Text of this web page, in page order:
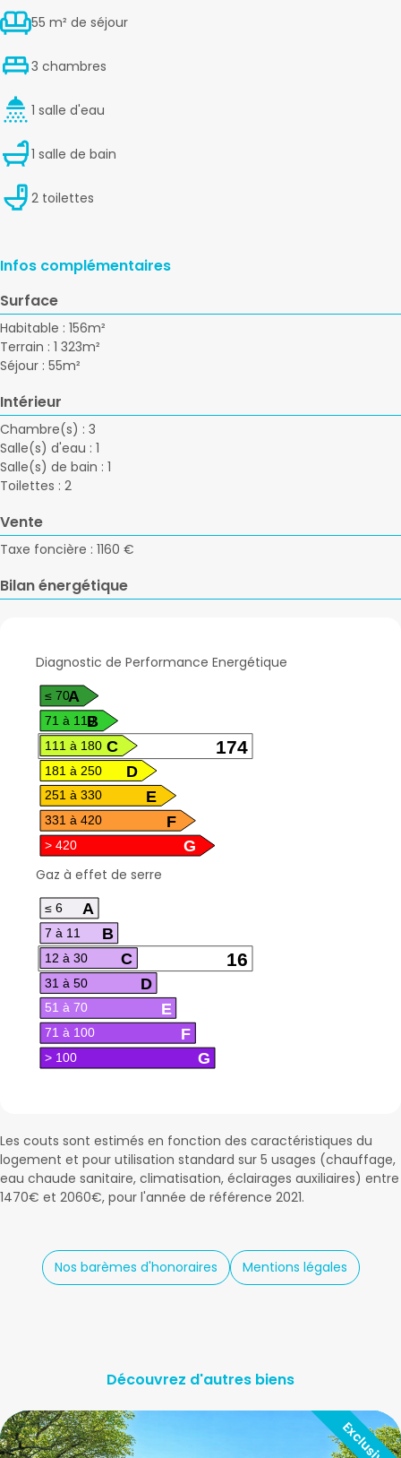
55 m² de séjour
3 chambres
1 salle d'eau
1 salle de bain
2 toilettes
Infos complémentaires
Surface
Habitable : 156m²
Terrain : 1 323m²
Séjour : 55m²
Intérieur
Chambre(s) : 3
Salle(s) d'eau : 1
Salle(s) de bain : 1
Toilettes : 2
Vente
Taxe foncière : 1160 €
Bilan énergétique
A
≤ 70
B
71 à 110
174
C
111 à 180
D
181 à 250
E
251 à 330
F
331 à 420
G
> 420
A
≤ 6
B
7 à 11
16
C
12 à 30
D
31 à 50
E
51 à 70
F
71 à 100
G
> 100
Les couts sont estimés en fonction des caractéristiques du
logement et pour utilisation standard sur 5 usages (chauffage,
eau chaude sanitaire, climatisation, éclairages auxiliaires) entre
1470€ et 2060€, pour l'année de référence 2021.
Nos barèmes d'honoraires Mentions légales
Découvrez d'autres biens